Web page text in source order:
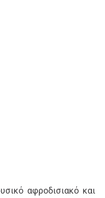
αφροδισιακό και